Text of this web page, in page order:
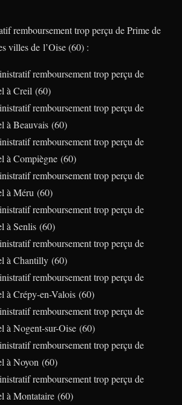
remboursement trop perçu de Prime de
villes de l’Oise (60) :
remboursement trop perçu de
à Creil (60)
remboursement trop perçu de
à Beauvais (60)
remboursement trop perçu de
à Compiègne (60)
remboursement trop perçu de
à Méru (60)
remboursement trop perçu de
à Senlis (60)
remboursement trop perçu de
à Chantilly (60)
remboursement trop perçu de
à Crépy-en-Valois (60)
remboursement trop perçu de
à Nogent-sur-Oise (60)
remboursement trop perçu de
à Noyon (60)
remboursement trop perçu de
à Montataire (60)